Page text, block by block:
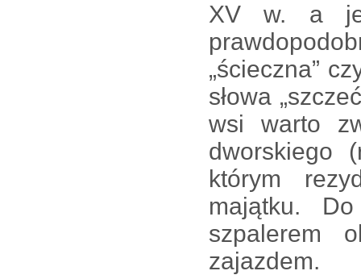
XV w. a
„ścieczna”
słowa
wsi warto
dworskiego
którym
majątku.
szpalerem
zajazdem.